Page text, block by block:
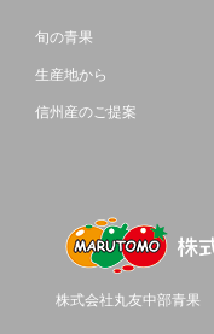
旬の青果
生産地から
信州産のご提案
株式会社丸友中部青果